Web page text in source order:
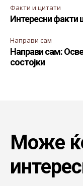
Факти и цитати
Интересни факти
Направи сам
Направи сам:
состојки
Може